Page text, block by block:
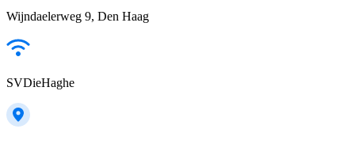
Wijndaelerweg 9, Den Haag
SVDieHaghe